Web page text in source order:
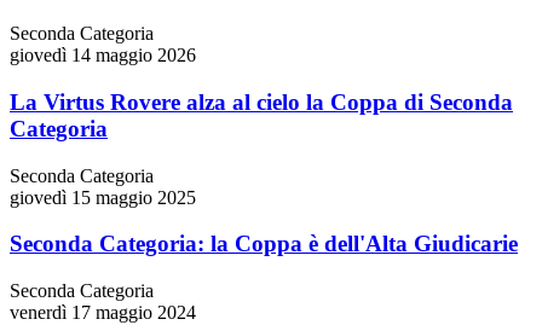
Seconda Categoria
giovedì 14 maggio 2026
La Virtus Rovere alza al cielo la Coppa di Seconda
Categoria
Seconda Categoria
giovedì 15 maggio 2025
Seconda Categoria: la Coppa è dell'Alta Giudicarie
Seconda Categoria
venerdì 17 maggio 2024